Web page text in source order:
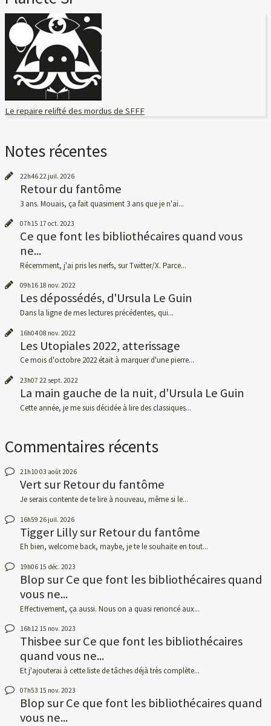
Le repaire relifté des mordus de SFFF
Notes récentes
22h4622 juil. 2026
Retour du fantôme
3 ans. Mouais, ça fait quasiment 3 ans que je n'ai...
07h15 17 oct. 2023
Ce que font les bibliothécaires quand vous
ne...
Récemment, j'ai pris les nerfs, sur Twitter/X. Parce...
09h16 18 nov. 2022
Les dépossédés, d'Ursula Le Guin
Dans la ligne de mes lectures précédentes, qui...
16h0408 nov. 2022
Les Utopiales 2022, atterissage
Ce mois d'octobre 2022 était à marquer d'une pierre...
23h07 22 sept. 2022
La main gauche de la nuit, d'Ursula Le Guin
Cette année, je me suis décidée à lire des classiques...
Commentaires récents
21h10 03 août 2026
VertsurRetour du fantôme
Je serais contente de te lire à nouveau, même si le...
16h59 26 juil. 2026
Tigger LillysurRetour du fantôme
Eh bien, welcome back, maybe, je te le souhaite en tout...
19h06 15 déc. 2023
BlopsurCe que font les bibliothécaires quand
vous ne...
Effectivement, ça aussi. Nous on a quasi renoncé aux...
16h12 15 nov. 2023
ThisbeesurCe que font les bibliothécaires
quand vous ne...
Et j'ajouterai à cette liste de tâches déjà très complète...
07h53 15 nov. 2023
BlopsurCe que font les bibliothécaires quand
vous ne...